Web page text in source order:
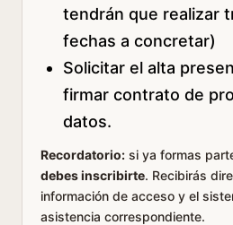
tendrán que realizar
fechas a concretar)
Solicitar el alta
firmar contrato de
datos.
Recordatorio: si ya formas
debes inscribirte. Recibirás
información de acceso y el
asistencia correspondiente.